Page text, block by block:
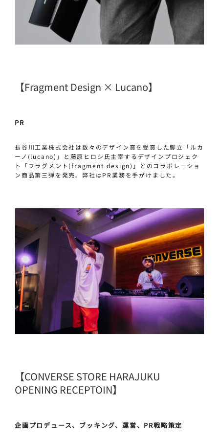
【fragment Design × Lucano】
PR
長谷川工業株式会社は数々のデザイン賞を受賞した脚立「ルカ
ーノ(lucano)」と藤原ヒロシ氏主宰するデザインプロジェク
ト「フラグメント(fragment design)」とのコラボレーショ
ン商品第三弾を発売。弊社はPR業務を手がけました。
【CONVERSE STORE HARAJUKU
OPENING RECEPTOIN】
企画プロデュース、ブッキング、運営、PR戦略策定